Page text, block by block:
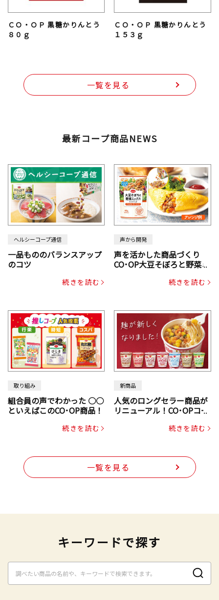
ＣＯ・ＯＰ 黒糖かりんとう
８０ｇ
ＣＯ・ＯＰ 黒糖かりんとう
１５３ｇ
一覧を見る
最新コープ商品NEWS
ヘルシーコープ通信
一品もののバランスアップ
のコツ
続きを読む
声から開発
声を活かした商品づくり
CO･OP大豆そぼろと野菜ミ
じん・コーン入り）続きを読む
取り組み
組合員の声でわかった ○○
といえばこのCO･OP商品！
続きを読む
新商品
人気のロングセラー商品が
リニューアル！CO･OPコー
続きを読む
一覧を見る
キーワードで探す